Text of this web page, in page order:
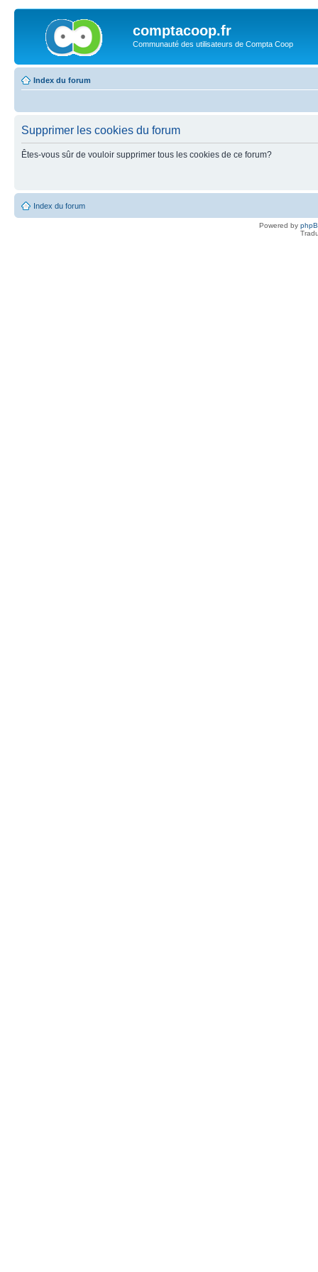
comptacoop.fr
Communauté des utilisateurs de Compta Coop
Index du forum
Supprimer les cookies du forum
Êtes-vous sûr de vouloir supprimer tous les cookies de ce forum?
Index du forum
Powered by